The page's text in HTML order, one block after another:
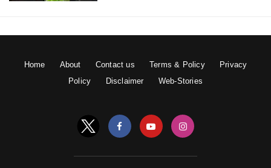
Home About Contact us Terms & Policy
Privacy
Policy
Disclaimer Web-Stories